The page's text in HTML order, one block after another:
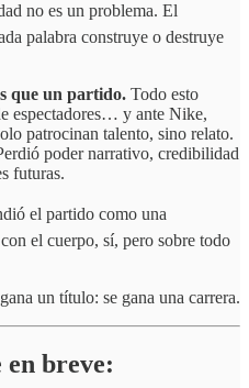
no es un problema. El
palabra construye o destruye
que un partido. Todo esto
espectadores… y ante Nike,
patrocinan talento, sino relato.
poder narrativo, credibilidad
futuras.
el partido como una
el cuerpo, sí, pero sobre todo
un título: se gana una carrera.
en breve: